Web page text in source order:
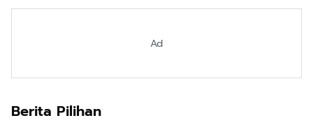
Ad
Berita Pilihan